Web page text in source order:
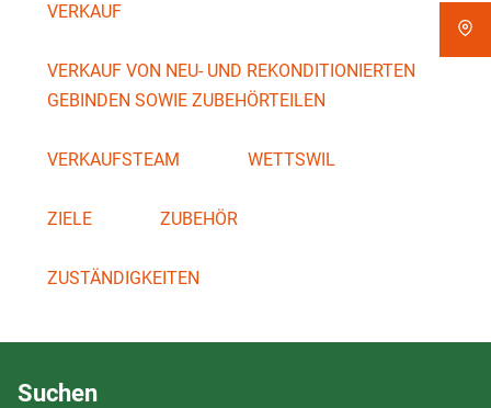
VERKAUF
VERKAUF VON NEU- UND REKONDITIONIERTEN
GEBINDEN SOWIE ZUBEHÖRTEILEN
VERKAUFSTEAM WETTSWIL
ZIELE ZUBEHÖR
ZUSTÄNDIGKEITEN
Suchen